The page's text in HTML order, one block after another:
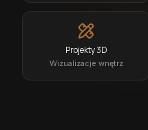
Projekty 3D
Wizualizacje wnętrz